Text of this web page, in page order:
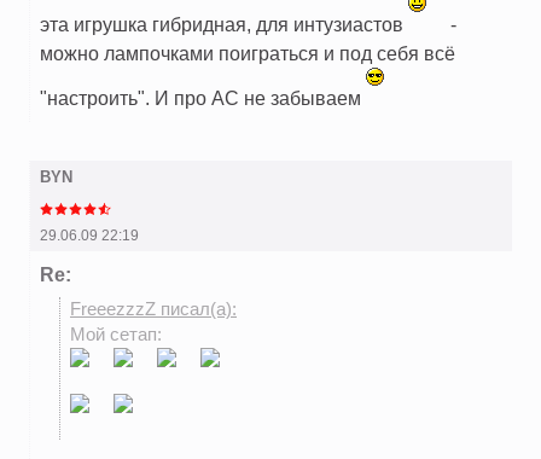
эта игрушка гибридная, для интузиастов
-
можно лампочками поиграться и под себя всё
"настроить". И про АС не забываем
BYN
29.06.09 22:19
Re:
FreeezzzZ писал(а):
Мой сетап: